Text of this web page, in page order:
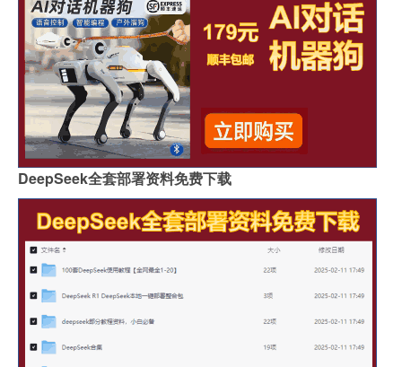
DeepSeek全套部署资料免费下载